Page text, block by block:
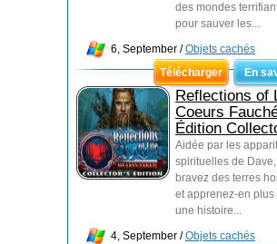
des mondes
pour sauver les...
6, September /Objets cachés
Télécharger
En
Reflections of
Coeurs
Édition
Aidée par les
spirituelles de Dave,
bravez des terres
et apprenez-en plus
une histoire...
4, September /Objets cachés